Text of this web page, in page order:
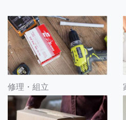
修理・組立